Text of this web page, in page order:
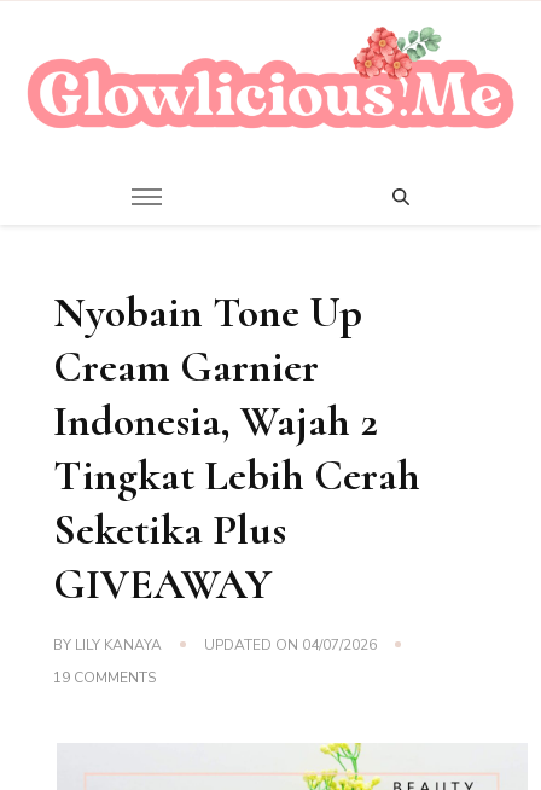
Nyobain Tone Up
Cream Garnier
Indonesia, Wajah 2
Tingkat Lebih Cerah
Seketika Plus
GIVEAWAY
BY LILY KANAYA UPDATED ON 04/07/2026
19 COMMENTSON
GARNIER